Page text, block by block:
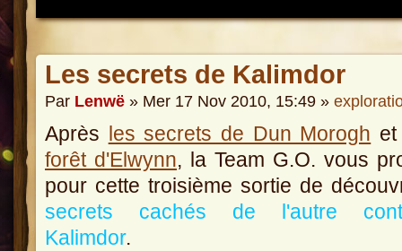
Les secrets de Kalimdor
Par Lenwë » Mer 17 Nov 2010, 15:49 »
Après les secrets de Dun Morogh
forêt d'Elwynn, la Team G.O. vous
pour cette troisième sortie de
secrets cachés de l'autre
Kalimdor.